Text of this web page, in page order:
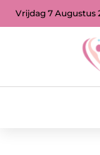
Vrijdag 7 Augustus